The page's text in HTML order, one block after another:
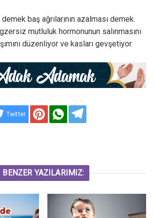
baş ağrılarının azalması demek.
mutluluk hormonunun salınmasını
düzenliyor ve kasları gevşetiyor.
Twitter
BENZER YAZILARIMIZ: